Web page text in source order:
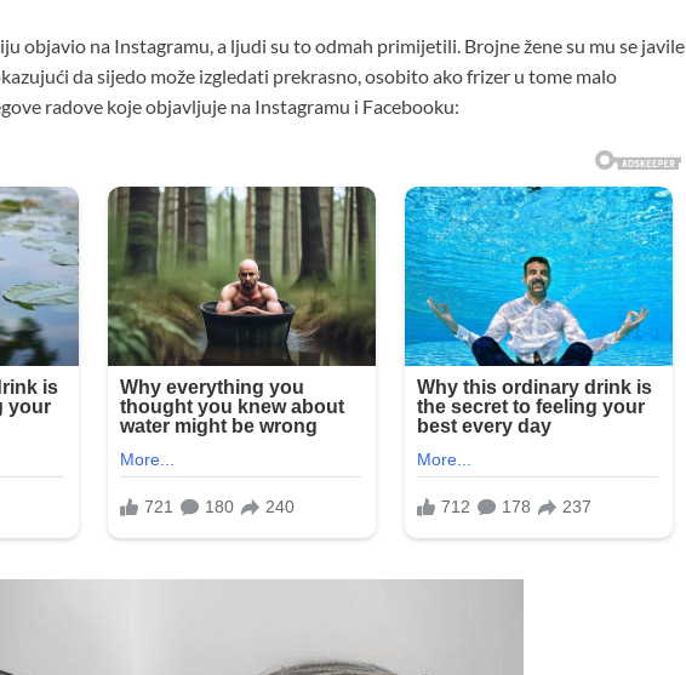
objavio na Instagramu, a ljudi su to odmah primijetili. Brojne žene su mu se javile
da sijedo može izgledati prekrasno, osobito ako frizer u tome malo
radove koje objavljuje na Instagramu i Facebooku: